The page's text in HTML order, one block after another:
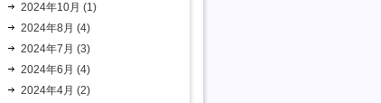
2024年10月 (1)
2024年8月 (4)
2024年7月 (3)
2024年6月 (4)
2024年4月 (2)